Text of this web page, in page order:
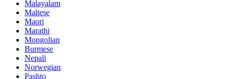
Malayalam
Maltese
Maori
Marathi
Mongolian
Burmese
Nepali
Norwegian
Pashto